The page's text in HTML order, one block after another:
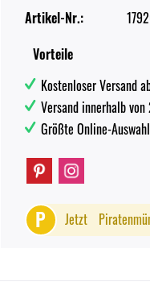
Artikel-Nr.:
Vorteile
Kostenloser Versand
Versand innerhalb von
Größte Online-
P Jetzt